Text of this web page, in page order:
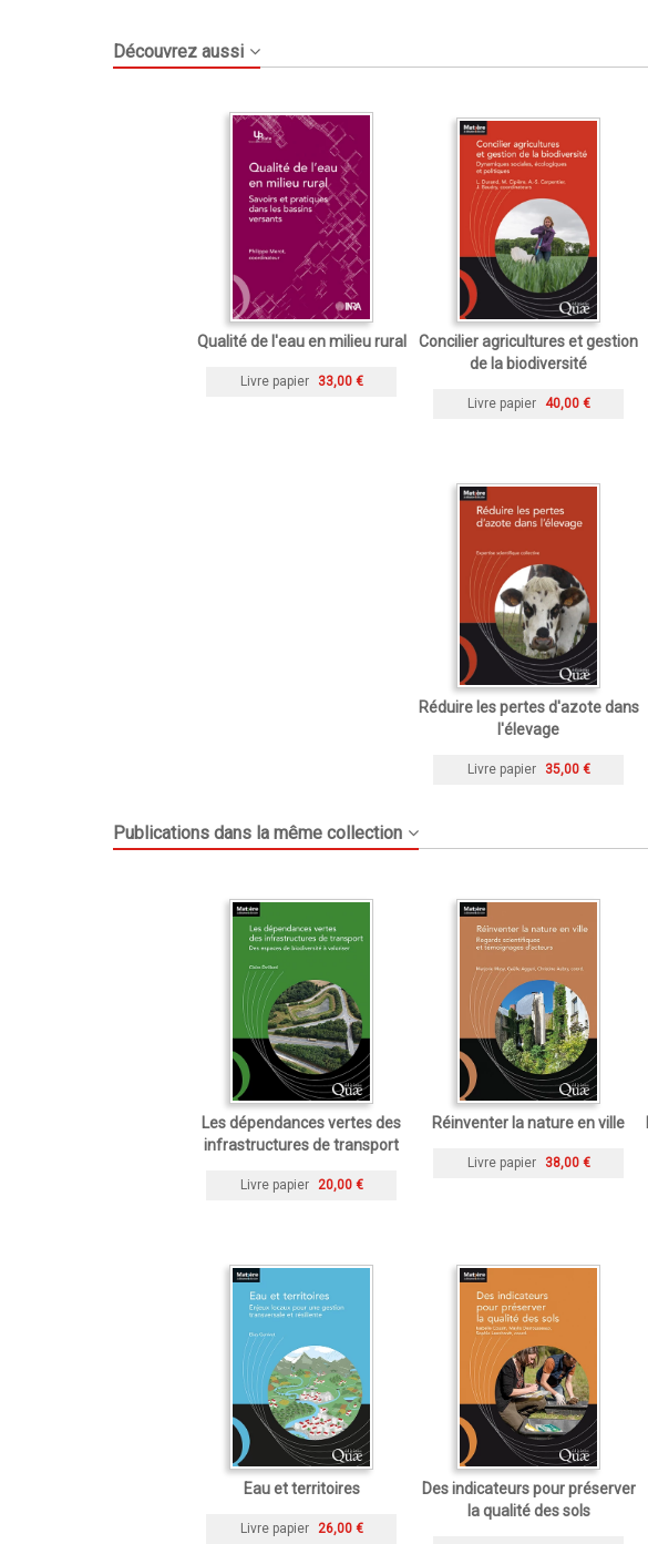
Découvrez aussi
Qualité de l'eau en milieu rural
Livre papier 33,00 €
Concilier agricultures et gestion
de la biodiversité
Livre papier 40,00 €
Réduire les pertes d'azote dans
l'élevage
Livre papier 35,00 €
Publications dans la même collection
Les dépendances vertes des
infrastructures de transport
Livre papier 20,00 €
Réinventer la nature en ville
Livre papier 38,00 €
Eau et territoires
Livre papier 26,00 €
Des indicateurs pour préserver
la qualité des sols